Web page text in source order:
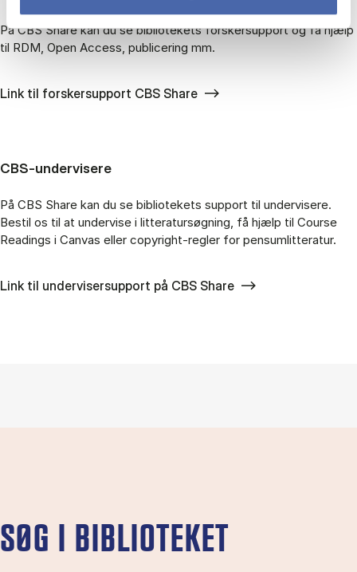
På CBS Share kan du se bibliotekets forskersupport og få hjælp
til RDM, Open Access, publicering mm.
Link til forskersupport CBS Share
CBS-undervisere
På CBS Share kan du se bibliotekets support til undervisere.
Bestil os til at undervise i litteratursøgning, få hjælp til Course
Readings i Canvas eller copyright-regler for pensumlitteratur.
Link til undervisersupport på CBS Share
SØG I BIBLIOTEKET